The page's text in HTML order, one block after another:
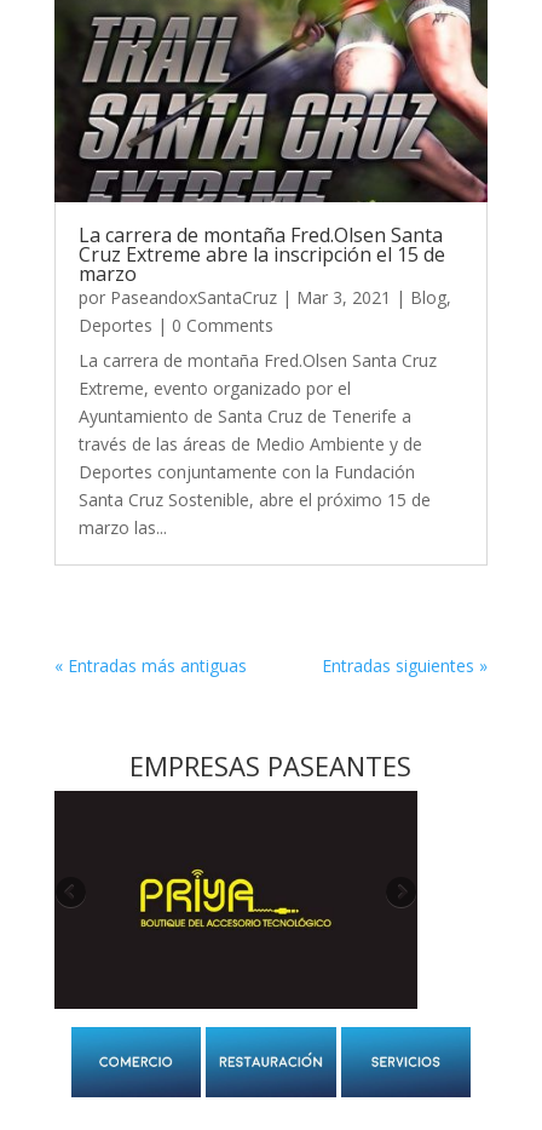
EMPRESAS PASEANTES
La carrera de montaña Fred.Olsen Santa
Cruz Extreme abre la inscripción el 15 de
marzo
por PaseandoxSantaCruz| Mar 3, 2021 | Blog,
Deportes | 0 Comments
La carrera de montaña Fred.Olsen Santa Cruz
Extreme, evento organizado por el
Ayuntamiento de Santa Cruz de Tenerife a
través de las áreas de Medio Ambiente y de
Deportes conjuntamente con la Fundación
Santa Cruz Sostenible, abre el próximo 15 de
marzo las...
« Entradas más antiguas Entradas siguientes »